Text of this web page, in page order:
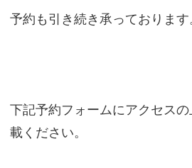
予約も引き続き承っております
下記予約フォームにアクセス
載ください。